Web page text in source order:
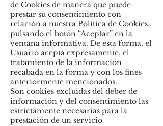
de Cookies de manera que puede
prestar su consentimiento con
relación a nuestra Política de Cookies,
pulsando el botón “Aceptar” en la
ventana informativa. De esta forma, el
Usuario acepta expresamente, el
tratamiento de la información
recabada en la forma y con los fines
anteriormente mencionados.
Son cookies excluidas del deber de
información y del consentimiento las
estrictamente necesarias para la
prestación de un servicio